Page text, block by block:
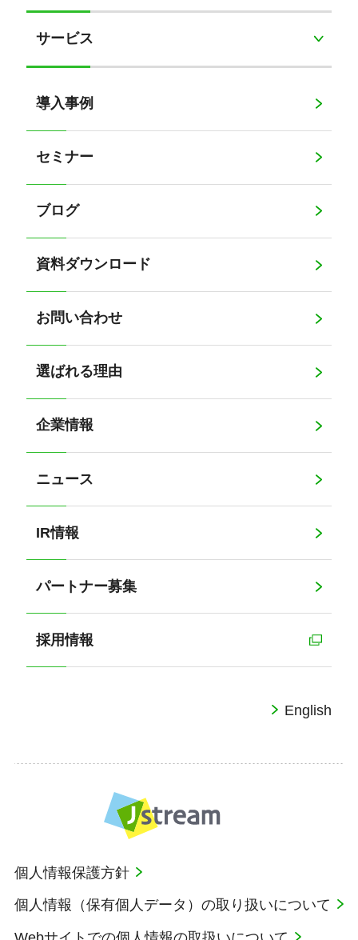
サービス
導入事例
セミナー
ブログ
資料ダウンロード
お問い合わせ
選ばれる理由
企業情報
ニュース
IR情報
パートナー募集
採用情報
English
個人情報保護方針
個人情報（保有個人データ）の取り扱いについて
Equipmedia（EQ）アシスタント